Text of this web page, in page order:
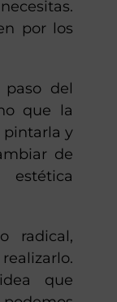
taller de
por los
del
que la
pintarla y
de
radical,